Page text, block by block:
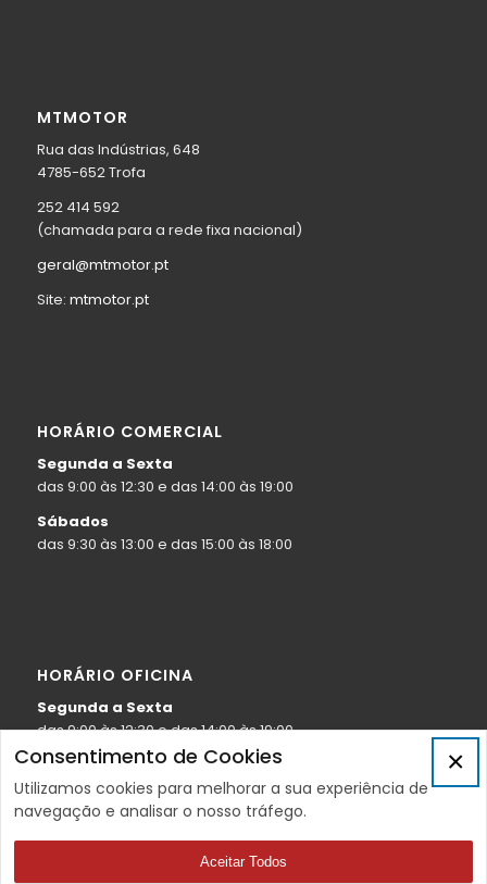
MTMOTOR
Rua das Indústrias, 648
4785-652 Trofa
252 414 592
(chamada para a rede fixa nacional)
geral@mtmotor.pt
Site: mtmotor.pt
HORÁRIO COMERCIAL
Segunda a Sexta
das 9:00 às 12:30 e das 14:00 às 19:00
Sábados
das 9:30 às 13:00 e das 15:00 às 18:00
HORÁRIO OFICINA
Segunda a Sexta
das 9:00 às 12:30 e das 14:00 às 19:00
Sábados
das 9:30 às 13:00
×
Consentimento de Cookies
Utilizamos cookies para melhorar a sua experiência de
navegação e analisar o nosso tráfego.
Aceitar Todos